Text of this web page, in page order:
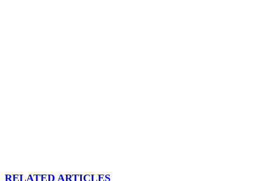
RELATED ARTICLES